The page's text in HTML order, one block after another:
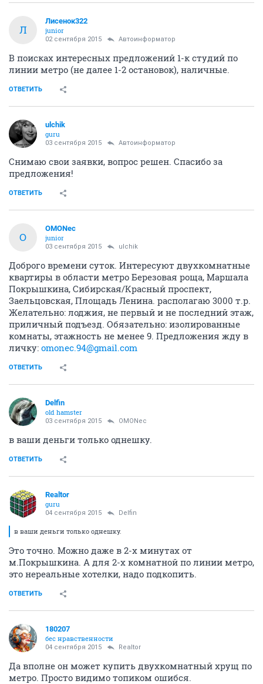
Л
Лисенок322
junior
02 сентября 2015 Автоинформатор
В поисках интересных предложений 1-к студий по
линии метро (не далее 1-2 остановок), наличные.
ОТВЕТИТЬ
ulchik
guru
03 сентября 2015 Автоинформатор
Снимаю свои заявки, вопрос решен. Спасибо за
предложения!
ОТВЕТИТЬ
O
OMONec
junior
03 сентября 2015 ulchik
Доброго времени суток. Интересуют двухкомнатные
квартиры в области метро Березовая роща, Маршала
Покрышкина, Сибирская/Красный проспект,
Заельцовская, Площадь Ленина. располагаю 3000 т.р.
Желательно: лоджия, не первый и не последний этаж,
приличный подъезд. Обязательно: изолированные
комнаты, этажность не менее 9. Предложения жду в
личку: omonec.94@gmail.com
ОТВЕТИТЬ
Delfin
old hamster
03 сентября 2015 OMONec
в ваши деньги только однешку.
ОТВЕТИТЬ
Realtor
guru
04 сентября 2015 Delfin
в ваши деньги только однешку.
Это точно. Можно даже в 2-х минутах от
м.Покрышкина. А для 2-х комнатной по линии метро,
это нереальные хотелки, надо подкопить.
ОТВЕТИТЬ
180207
бес нравственности
04 сентября 2015 Realtor
Да вполне он может купить двухкомнатный хрущ по
метро. Просто видимо топиком ошибся.